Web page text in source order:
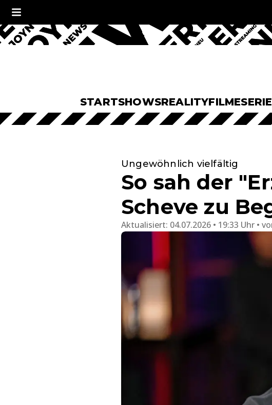
STARTSHOWSREALITYFILME
Ungewöhnlich vielfältig
So sah der
Scheve zu
Aktualisiert: 04.07.2026 • 19:33 Uhr